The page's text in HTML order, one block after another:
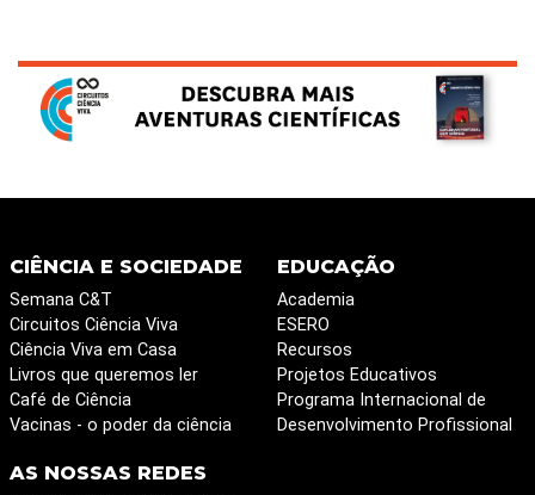
CIÊNCIA E SOCIEDADE
Semana C&T
Circuitos Ciência Viva
Ciência Viva em Casa
Livros que queremos ler
Café de Ciência
Vacinas - o poder da ciência
EDUCAÇÃO
Academia
ESERO
Recursos
Projetos Educativos
Programa Internacional de
Desenvolvimento Profissional
AS NOSSAS REDES